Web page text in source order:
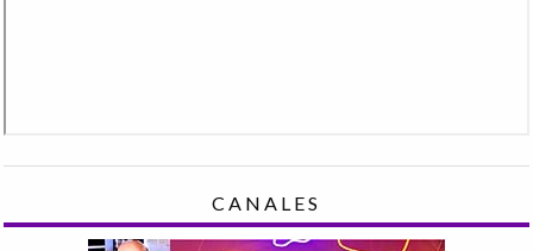
CANALES